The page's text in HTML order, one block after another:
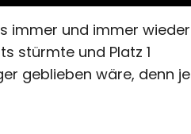
immer und immer wieder
stürmte und Platz 1
geblieben wäre, denn je